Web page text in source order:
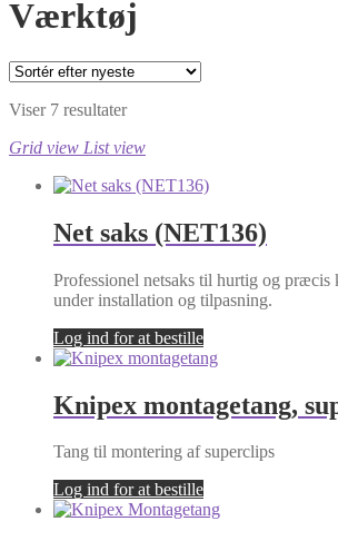
Værktøj
Viser 7 resultaterSorteret
seneste
Grid view List view
Net saks (NET136)
Professionel netsaks til hurtig og
under installation og tilpasning.
Log ind for at bestille
Knipex montagetang,
Tang til montering af superclips
Log ind for at bestille